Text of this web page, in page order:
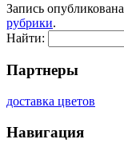
Запись опубликована
рубрики.
Найти:
Партнеры
доставка цветов
Навигация